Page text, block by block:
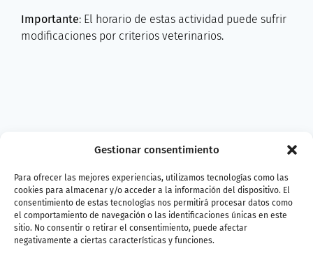
Gestionar consentimiento
Para ofrecer las mejores experiencias, utilizamos tecnologías como las
cookies para almacenar y/o acceder a la información del dispositivo. El
consentimiento de estas tecnologías nos permitirá procesar datos como
el comportamiento de navegación o las identificaciones únicas en este
sitio. No consentir o retirar el consentimiento, puede afectar
negativamente a ciertas características y funciones.
Importante: El horario de estas actividad puede sufrir
modificaciones por criterios veterinarios.